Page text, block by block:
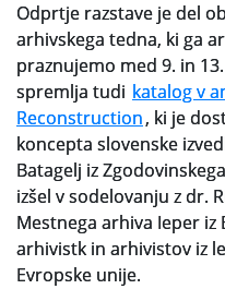
Arhivske škatle
Projekti
Slovenski elektronski arhiv
Anonimka
Virtualni.ZAC
Publikacije
Odprtje razstave je del
arhivskega tedna, ki ga
praznujemo med 9. in
spremlja tudi katalog v
Reconstruction, ki je
koncepta slovenske
Batagelj iz
izšel v sodelovanju z dr.
Mestnega arhiva Ieper
arhivistk in arhivistov iz
Evropske unije.